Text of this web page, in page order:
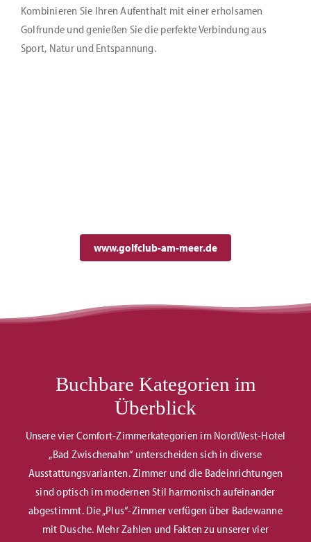
Kombinieren Sie Ihren Aufenthalt mit einer erholsamen
Golfrunde und genießen Sie die perfekte Verbindung aus
Sport, Natur und Entspannung.
www.golfclub-am-meer.de
Buchbare Kategorien im
Überblick
Unsere vier Comfort-Zimmerkategorien im NordWest-Hotel
„Bad Zwischenahn“ unterscheiden sich in diverse
Ausstattungsvarianten. Zimmer und die Badeinrichtungen
sind optisch im modernen Stil harmonisch aufeinander
abgestimmt. Die „Plus“-Zimmer verfügen über Badewanne
mit Dusche. Mehr Zahlen und Fakten zu unserer vier